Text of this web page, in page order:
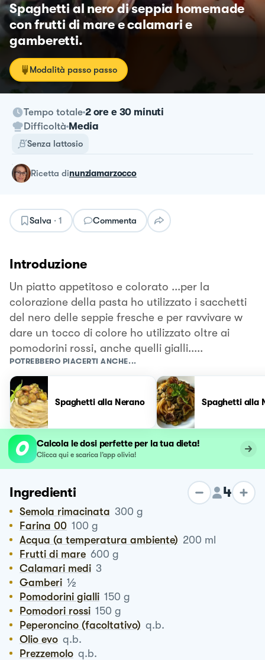
Spaghetti al nero di seppia homemade
con frutti di mare e calamari e
gamberetti.
Modalità passo passo
Tempo totale 2 ore e 30 minuti
Difficoltà Media
Senza lattosio
ricetta dinunziamarzocco
Salva · 1 Commenta
Introduzione
Un piatto appetitoso e colorato ...per la
colorazione della pasta ho utilizzato i sacchetti
del nero delle seppie fresche e per ravvivare w
dare un tocco di colore ho utilizzato oltre ai
pomodorini rossi, anche quelli gialli.....
POTREBBERO PIACERTI ANCHE...
Spaghetti alla Nerano Spaghetti alla
Calcola le dosi perfette per la tua dieta!
Clicca qui e scarica l’app olivia!
Ingredienti 4
Semola rimacinata 300 g
Farina 00 100 g
Acqua (a temperatura ambiente) 200 ml
Frutti di mare 600 g
Calamari medi 3
Gamberi ½
Pomodorini gialli 150 g
Pomodori rossi 150 g
Peperoncino (facoltativo) q.b.
Olio evo q.b.
Prezzemolo q.b.